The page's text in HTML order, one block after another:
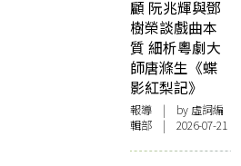
顧 阮兆輝與鄧
樹榮談戲曲本
質 細析粵劇大
師唐滌生《蝶
影紅梨記》
報導 | by 虛詞編
輯部 | 2026-07-21